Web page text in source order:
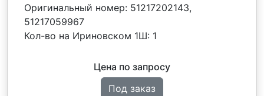
Оригинальный номер: 51217202143,
51217059967
Кол-во на Ириновском 1Ш: 1
Цена по запросу
Под заказ